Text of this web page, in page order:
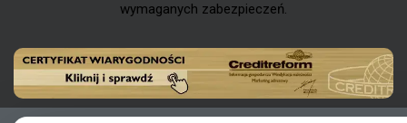
wymaganych zabezpieczeń.